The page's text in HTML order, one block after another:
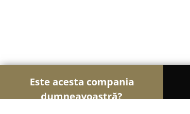
Este acesta compania
dumneavoastră?